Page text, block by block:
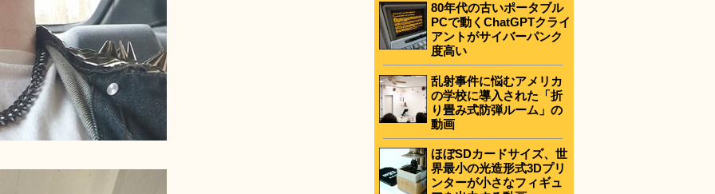
80年代の古いポータブル
PCで動くChatGPTクライ
アントがサイバーパンク
度高い
乱射事件に悩むアメリカ
の学校に導入された「折
り畳み式防弾ルーム」の
動画
ほぼSDカードサイズ、世
界最小の光造形式3Dプリ
ンターが小さなフィギュ